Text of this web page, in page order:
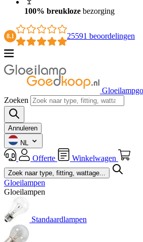
100% breukloze bezorging
8.1 25591 beoordelingen
Zoeken
Annuleren
NL
Offerte Winkelwagen
Gloeilampen
Gloeilampen
Standaardlampen